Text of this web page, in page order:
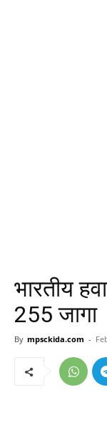
भारतीय
255 जागा
By mpsckida.com -